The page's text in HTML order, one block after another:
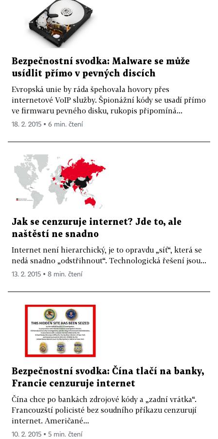
Bezpečnostní svodka: Malware se může
usídlit přímo v pevných discích
Evropská unie by ráda špehovala hovory přes
internetové VoIP služby. Špionážní kódy se usadí přímo
ve firmwaru pevného disku, rukopis připomíná...
18. 2. 2015 ▪ 6 min. čtení
Jak se cenzuruje internet? Jde to, ale
naštěstí ne snadno
Internet není hierarchický, je to opravdu „síť“, která se
nedá snadno „odstřihnout“. Technologická řešení jsou...
13. 2. 2015 ▪ 8 min. čtení
Bezpečnostní svodka: Čína tlačí na banky,
Francie cenzuruje internet
Čína chce po bankách zdrojové kódy a „zadní vrátka“.
Francouzští policisté bez soudního příkazu cenzurují
internet. Američané...
10. 2. 2015 ▪ 5 min. čtení